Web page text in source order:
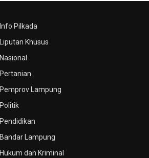
Info Pilkada
Liputan Khusus
Nasional
Pertanian
Pemprov Lampung
Politik
Pendidikan
Bandar Lampung
Hukum dan Kriminal